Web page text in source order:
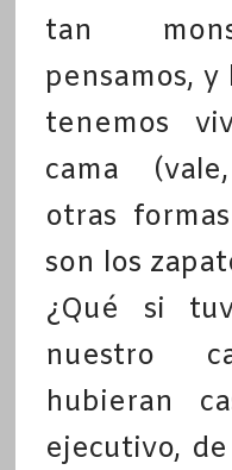
tan
pensamos,
tenemos
cama
otras
son los
¿Qué si
nuestro
hubieran
ejecutivo,